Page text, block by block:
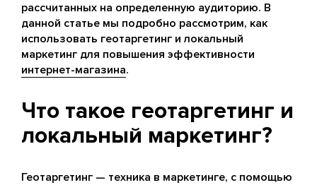
рассчитанных на определенную аудиторию. В
данной статье мы подробно рассмотрим, как
использовать геотаргетинг и локальный
маркетинг для повышения эффективности
интернет-магазина.
Что такое геотаргетинг и
локальный маркетинг?
Геотаргетинг — техника в маркетинге, с помощью